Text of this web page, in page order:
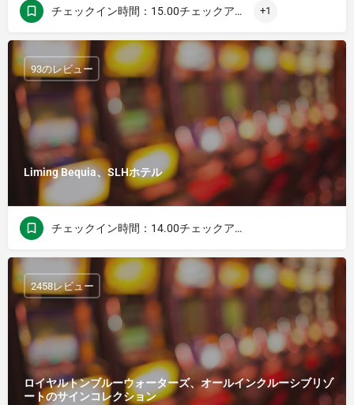
チェックイン時間：15.00チェックアウト時間：12.00 +1
Liming Bequia、SLHホテル
93のレビュー
チェックイン時間：14.00チェックアウト時間：11.00
ロイヤルトンブルーウォーターズ、オールインクルーシブリゾ
ートのサインコレクション
2458レビュー